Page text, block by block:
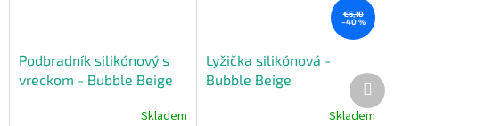
Podbradník silikónový s
vreckom - Bubble Beige
Skladem
€6,10
–40 %
Lyžička silikónová -
Bubble Beige
Skladem
Ďalší
produkt